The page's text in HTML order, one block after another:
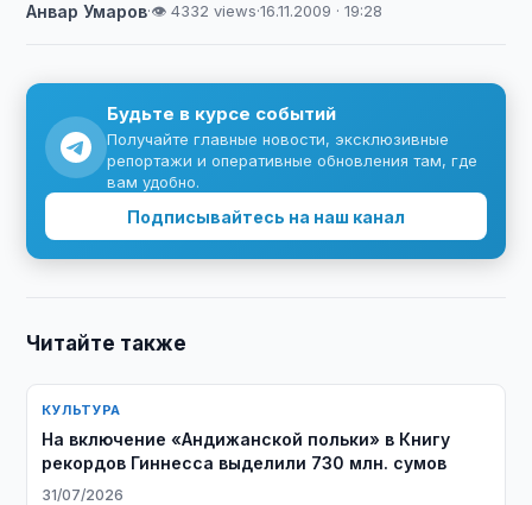
Анвар Умаров·👁 4332 views·16.11.2009 · 19:28
Будьте в курсе событий
Получайте главные новости, эксклюзивные
репортажи и оперативные обновления там, где
вам удобно.
Подписывайтесь на наш канал
Читайте также
КУЛЬТУРА
На включение «Андижанской польки» в Книгу
рекордов Гиннесса выделили 730 млн. сумов
31/07/2026